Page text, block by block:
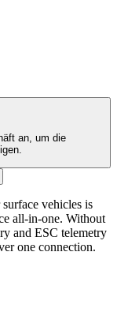
an, um die
vehicles is
all-in-one. Without
and ESC telemetry
one connection.